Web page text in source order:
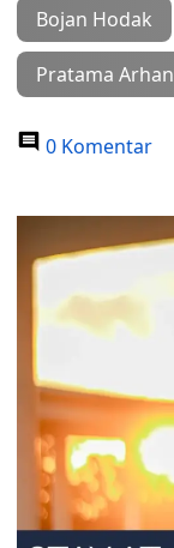
Bojan Hodak
Pratama Arhan
0 Komentar